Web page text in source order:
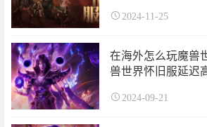
2024-11-25
在海外怎么玩魔兽
兽世界怀旧服延迟
2024-09-21